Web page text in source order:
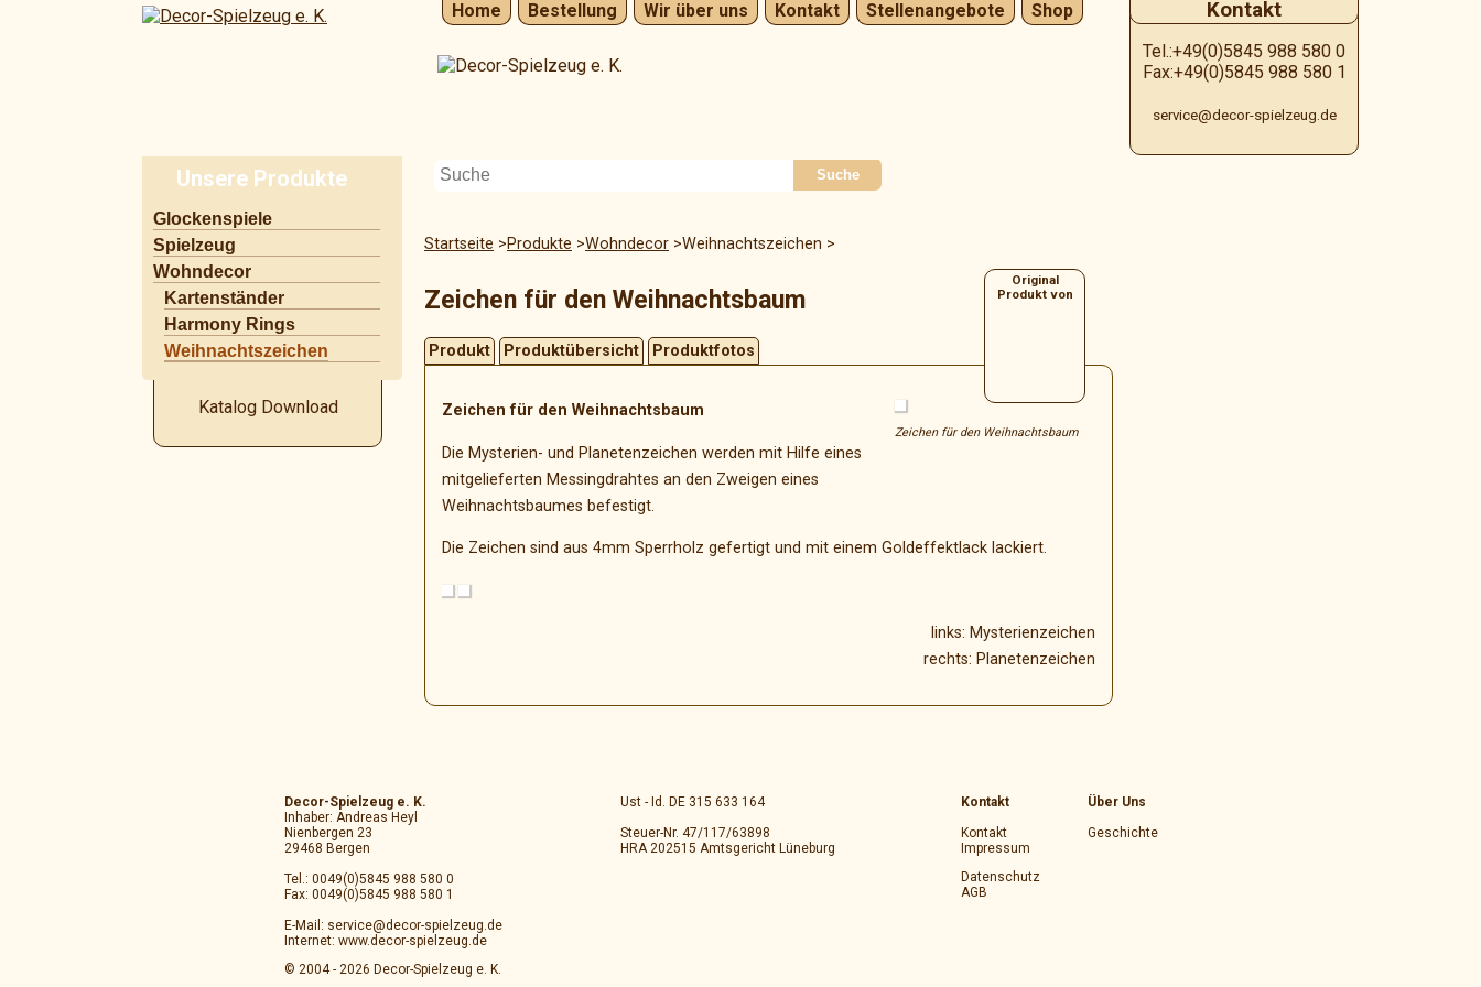
Navigation
Home Bestellung Wir über uns Kontakt Stellenangebote Shop
Suche
Startseite Produkte Wohndecor Weihnachtszeichen
Original
Produkt von
Zeichen für den Weihnachtsbaum
Produkt Produktübersicht Produktfotos
Zeichen für den Weihnachtsbaum
Zeichen für den Weihnachtsbaum
Die Mysterien- und Planetenzeichen werden mit Hilfe eines
mitgelieferten Messingdrahtes an den Zweigen eines
Weihnachtsbaumes befestigt.
Die Zeichen sind aus 4mm Sperrholz gefertigt und mit einem Goldeffektlack lackiert.
links: Mysterienzeichen
rechts: Planetenzeichen
Unsere Produkte
Navigation
überspringen
Glockenspiele
Spielzeug
Wohndecor
Kartenständer
Harmony Rings
Weihnachtszeichen
Katalog Download
Kontakt
Tel.:+49(0)5845 988 580 0
Fax:+49(0)5845 988 580 1
service@decor-spielzeug.de
Decor-Spielzeug e. K.
Inhaber: Andreas Heyl
Nienbergen 23
29468 Bergen
Tel.: 0049(0)5845 988 580 0
Fax: 0049(0)5845 988 580 1
E-Mail: service@decor-spielzeug.de
Internet: www.decor-spielzeug.de
© 2004 - 2026 Decor-Spielzeug e. K.
Ust - Id. DE 315 633 164
Steuer-Nr. 47/117/63898
HRA 202515 Amtsgericht Lüneburg
Kontakt
Kontakt
Impressum
Datenschutz
AGB
Über Uns
Geschichte